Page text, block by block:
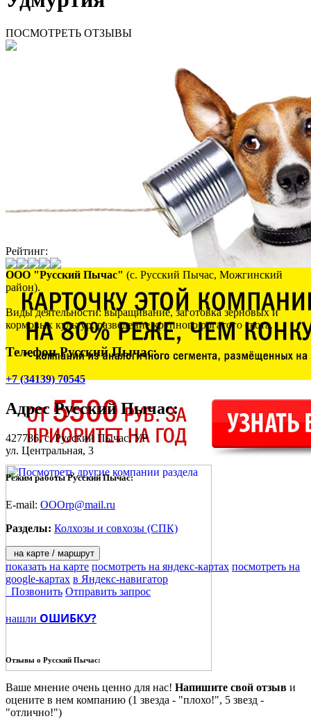
ПОСМОТРЕТЬ ОТЗЫВЫ
Рейтинг:
ООО "Русский Пычас" (с. Русский Пычас, Можгинский
район).
Виды деятельности: выращивание, заготовка зерновых и
кормовых культур, разведение крупного рогатого скота.
Телефон Русский Пычас:
+7 (34139) 70545
Адрес Русский Пычас:
427786,с. Русский Пычас, УР
ул. Центральная, 3
Режим работы Русский Пычас:
E-mail: OOOrp@mail.ru
Разделы: Колхозы и совхозы (СПК)
на карте / маршрут
показать на карте посмотреть на яндекс-картах посмотреть на
google-картах в Яндекс-навигатор
Позвонить Отправить запрос
нашли ОШИБКУ?
Отзывы о Русский Пычас:
Ваше мнение очень ценно для нас! Напишите свой отзыв и
оцените в нем компанию (1 звезда - "плохо!", 5 звезд -
"отлично!")